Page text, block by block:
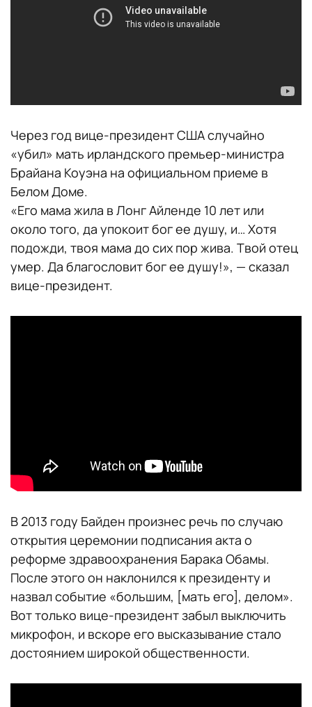
Через год вице-президент США случайно
«убил» мать ирландского премьер-министра
Брайана Коуэна на официальном приеме в
Белом Доме.
«Его мама жила в Лонг Айленде 10 лет или
около того, да упокоит бог ее душу, и… Хотя
подожди, твоя мама до сих пор жива. Твой отец
умер. Да благословит бог ее душу!», — сказал
вице-президент.
В 2013 году Байден произнес речь по случаю
открытия церемонии подписания акта о
реформе здравоохранения Барака Обамы.
После этого он наклонился к президенту и
назвал событие «большим, [мать его], делом».
Вот только вице-президент забыл выключить
микрофон, и вскоре его высказывание стало
достоянием широкой общественности.